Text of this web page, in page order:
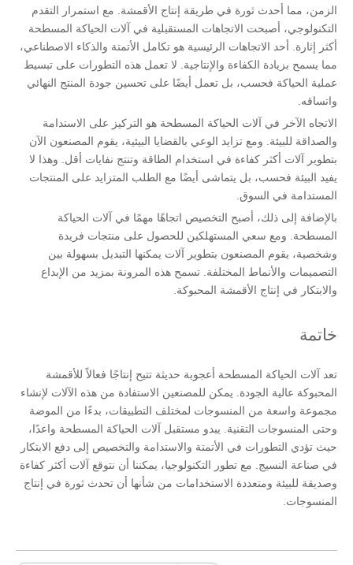
الزمن، مما أحدث ثورة في طريقة إنتاج الأقمشة. مع استمرار التقدم
التكنولوجي، أصبحت الاتجاهات المستقبلية في آلات الحياكة المسطحة
أكثر إثارة. أحد الاتجاهات الرئيسية هو تكامل الأتمتة والذكاء الاصطناعي،
مما يسمح بزيادة الكفاءة والإنتاجية. لا تعمل هذه التطورات على تبسيط
عملية الحياكة فحسب، بل تعمل أيضًا على تحسين جودة المنتج النهائي
واتساقه.
الاتجاه الآخر في آلات الحياكة المسطحة هو التركيز على الاستدامة
والصداقة للبيئة. ومع تزايد الوعي بالقضايا البيئية، يقوم المصنعون الآن
بتطوير آلات أكثر كفاءة في استخدام الطاقة وتنتج نفايات أقل. وهذا لا
يفيد البيئة فحسب، بل يتماشى أيضًا مع الطلب المتزايد على المنتجات
المستدامة في السوق.
بالإضافة إلى ذلك، أصبح التخصيص اتجاهًا مهمًا في آلات الحياكة
المسطحة. ومع سعي المستهلكين للحصول على منتجات فريدة
وشخصية، يقوم المصنعون بتطوير آلات يمكنها التبديل بسهولة بين
التصميمات والأنماط المختلفة. تسمح هذه المرونة بمزيد من الإبداع
والابتكار في إنتاج الأقمشة المحبوكة.
خاتمة
تعد آلات الحياكة المسطحة أعجوبة حديثة تتيح إنتاجًا فعالاً للأقمشة
المحبوكة عالية الجودة. يمكن للمصنعين الاستفادة من هذه الآلات لإنشاء
مجموعة واسعة من المنسوجات لمختلف التطبيقات، بدءًا من الموضة
وحتى المنسوجات التقنية. يبدو مستقبل آلات الحياكة المسطحة واعدًا،
حيث تؤدي التطورات في الأتمتة والاستدامة والتخصيص إلى دفع الابتكار
في صناعة النسيج. مع تطور التكنولوجيا، يمكننا أن نتوقع آلات أكثر كفاءة
وصديقة للبيئة ومتعددة الاستخدامات من شأنها أن تحدث ثورة في إنتاج
المنسوجات.